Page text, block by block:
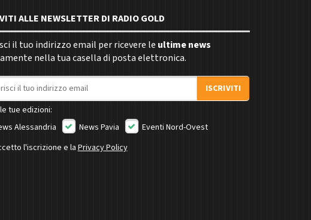
ALLE NEWSLETTER DI RADIO GOLD
il tuo indirizzo email per ricevere le ultime news
nella tua casella di posta elettronica.
email
ISCRIVITI
tue edizioni:
Alessandria
News Pavia
Eventi Nord-Ovest
l'iscrizione e laPrivacy Policy